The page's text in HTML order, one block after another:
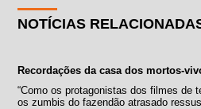
NOTÍCIAS
Recordações da casa dos mortos-
“Como os protagonistas dos filmes de
os zumbis do fazendão atrasado